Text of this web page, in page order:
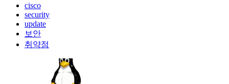
cisco
security
update
보안
취약점